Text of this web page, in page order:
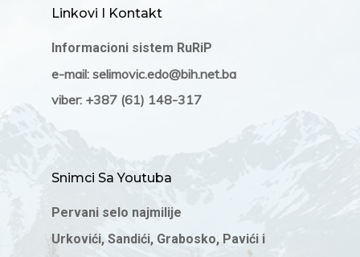
Linkovi I Kontakt
Informacioni sistem RuRiP
e-mail: selimovic.edo@bih.net.ba
viber: +387 (61) 148-317
Snimci Sa Youtuba
Pervani selo najmilije
Urkovići, Sandići, Grabosko, Pavići i